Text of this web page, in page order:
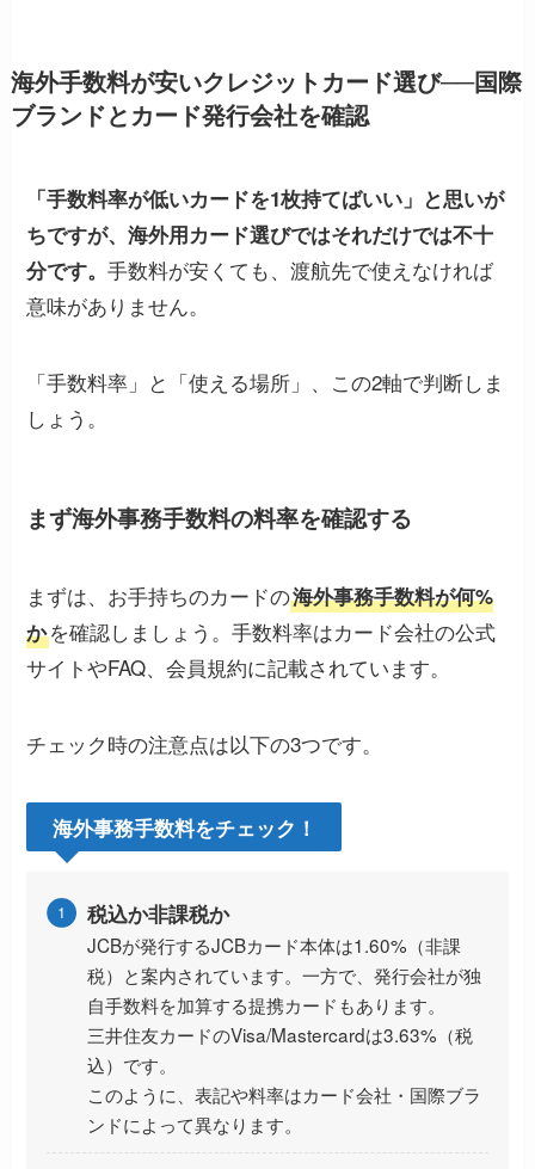
海外手数料が安いクレジットカード選び──国際
ブランドとカード発行会社を確認
「手数料率が低いカードを1枚持てばいい」と思いが
ちですが、海外用カード選びではそれだけでは不十
分です。手数料が安くても、渡航先で使えなければ
意味がありません。
「手数料率」と「使える場所」、この2軸で判断しま
しょう。
まず海外事務手数料の料率を確認する
まずは、お手持ちのカードの海外事務手数料が何%
かを確認しましょう。手数料率はカード会社の公式
サイトやFAQ、会員規約に記載されています。
チェック時の注意点は以下の3つです。
海外事務手数料をチェック！
税込か非課税か
JCBが発行するJCBカード本体は1.60%（非課
税）と案内されています。一方で、発行会社が独
自手数料を加算する提携カードもあります。
三井住友カードのVisa/Mastercardは3.63%（税
込）です。
このように、表記や料率はカード会社・国際ブラ
ンドによって異なります。